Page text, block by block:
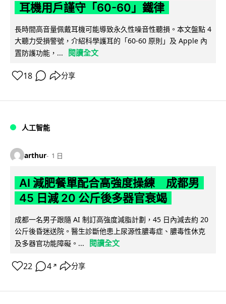
耳機用戶謹守「60-60」鐵律
長時間高音量佩戴耳機可能導致永久性噪音性聽損。本文盤點 4
大聽力受損警號，介紹科學護耳的「60-60 原則」及 Apple 內
置防護功能，...
閱讀全文
18 分享
人工智能
arthur 1 日
AI 減肥餐單配合高強度操練 成都男
45 日減 20 公斤後多器官衰竭
成都一名男子跟隨 AI 制訂高強度減脂計劃，45 日內減去約 20
公斤後昏迷送院。醫生診斷他患上尿源性膿毒症、膿毒性休克
及多器官功能障礙。...
閱讀全文
22 4 ↗ 分享